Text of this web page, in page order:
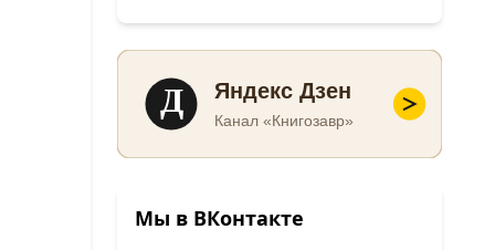
Д Яндекс Дзен
Канал «Книгозавр»
Мы в ВКонтакте